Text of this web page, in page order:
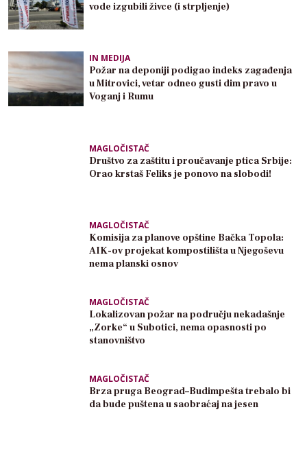
vode izgubili živce (i strpljenje)
IN MEDIJA
Požar na deponiji podigao indeks zagađenja
u Mitrovici, vetar odneo gusti dim pravo u
Voganj i Rumu
MAGLOČISTAČ
Društvo za zaštitu i proučavanje ptica Srbije:
Orao krstaš Feliks je ponovo na slobodi!
MAGLOČISTAČ
Komisija za planove opštine Bačka Topola:
AIK-ov projekat kompostilišta u Njegoševu
nema planski osnov
MAGLOČISTAČ
Lokalizovan požar na području nekadašnje
„Zorke“ u Subotici, nema opasnosti po
stanovništvo
MAGLOČISTAČ
Brza pruga Beograd–Budimpešta trebalo bi
da bude puštena u saobraćaj na jesen